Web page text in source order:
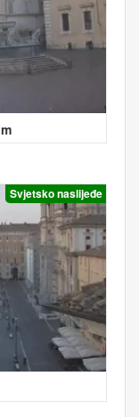
Svjetsko naslijeđe